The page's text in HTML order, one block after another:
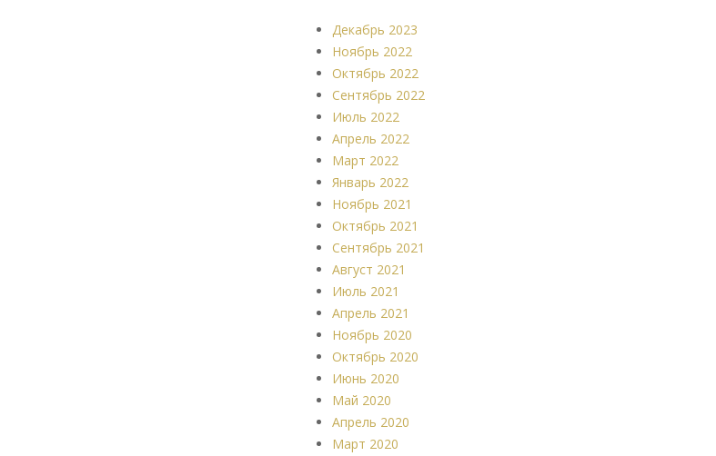
Декабрь 2023
Ноябрь 2022
Октябрь 2022
Сентябрь 2022
Июль 2022
Апрель 2022
Март 2022
Январь 2022
Ноябрь 2021
Октябрь 2021
Сентябрь 2021
Август 2021
Июль 2021
Апрель 2021
Ноябрь 2020
Октябрь 2020
Июнь 2020
Май 2020
Апрель 2020
Март 2020